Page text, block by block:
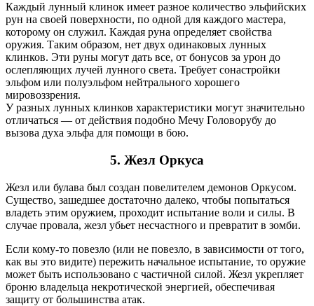
Каждый лунный клинок имеет разное количество эльфийских
рун на своей поверхности, по одной для каждого мастера,
которому он служил. Каждая руна определяет свойства
оружия. Таким образом, нет двух одинаковых лунных
клинков. Эти руны могут дать все, от бонусов за урон до
ослепляющих лучей лунного света. Требует сонастройки
эльфом или полуэльфом нейтрального хорошего
мировоззрения.
У разных лунных клинков характеристики могут значительно
отличаться — от действия подобно Мечу Головорубу до
вызова духа эльфа для помощи в бою.
5. Жезл Оркуса
Жезл или булава был создан повелителем демонов Оркусом.
Существо, зашедшее достаточно далеко, чтобы попытаться
владеть этим оружием, проходит испытание воли и силы. В
случае провала, жезл убьет несчастного и превратит в зомби.
Если кому-то повезло (или не повезло, в зависимости от того,
как вы это видите) пережить начальное испытание, то оружие
может быть использовано с частичной силой. Жезл укрепляет
броню владельца некротической энергией, обеспечивая
защиту от большинства атак.